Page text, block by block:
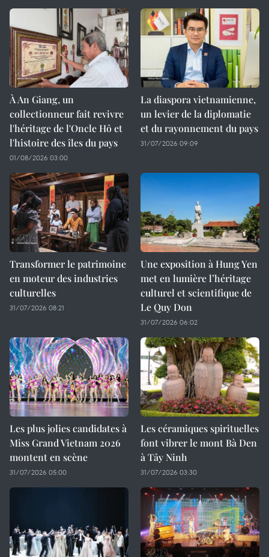
À An Giang, un
collectionneur fait revivre
l'héritage de l'Oncle Hô et
l'histoire des îles du pays
01/08/2026 03:00
La diaspora vietnamienne,
un levier de la diplomatie
et du rayonnement du pays
31/07/2026 09:09
Transformer le patrimoine
en moteur des industries
culturelles
31/07/2026 08:21
Une exposition à Hung Yen
met en lumière l’héritage
culturel et scientifique de
Le Quy Don
31/07/2026 06:02
Les plus jolies candidates à
Miss Grand Vietnam 2026
montent en scène
31/07/2026 05:00
Les céramiques spirituelles
font vibrer le mont Bà Den
à Tây Ninh
31/07/2026 03:30